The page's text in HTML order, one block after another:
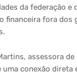
da federação e
financeira fora dos
assessora
uma conexão direta